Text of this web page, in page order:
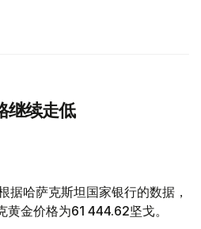
继续走低
据哈萨克斯坦国家银行的数据，
金价格为61 444.62坚戈。